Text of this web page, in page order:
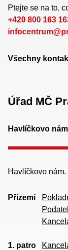
Ptejte se na to,
+420 800 163
Všechny
Úřad MČ
Havlíčkovo
Havlíčkovo
Přízemí
1. patro